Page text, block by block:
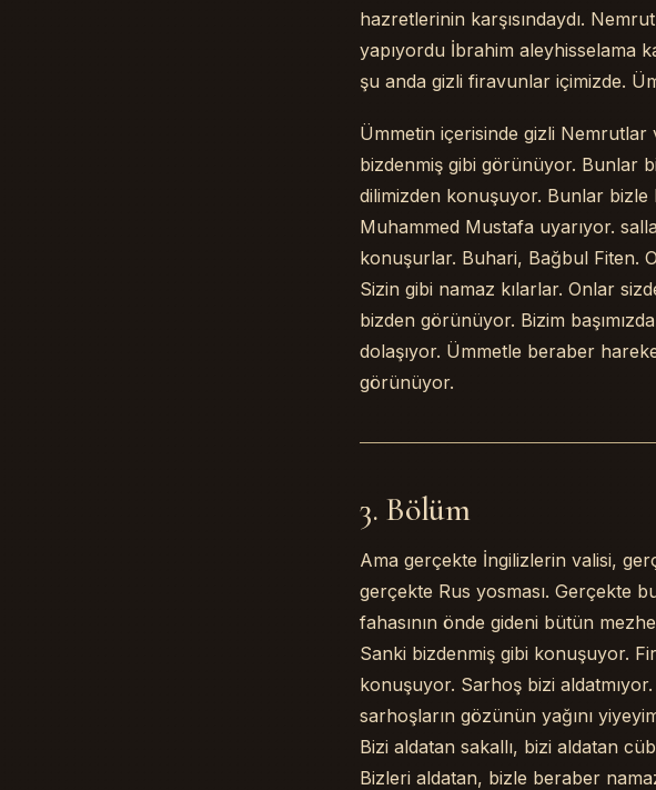
hazretlerinin karşısındaydı.
yapıyordu İbrahim aleyhisselama
şu anda gizli firavunlar içimizde.
Ümmetin içerisinde gizli
bizdenmiş gibi görünüyor. Bunlar
dilimizden konuşuyor. Bunlar bizle
Muhammed Mustafa uyarıyor.
konuşurlar. Buhari, Bağbul Fiten.
Sizin gibi namaz kılarlar. Onlar
bizden görünüyor. Bizim
dolaşıyor. Ümmetle beraber
görünüyor.
3. Bölüm
Ama gerçekte İngilizlerin valisi,
gerçekte Rus yosması. Gerçekte
fahasının önde gideni bütün
Sanki bizdenmiş gibi konuşuyor.
konuşuyor. Sarhoş bizi
sarhoşların gözünün yağını
Bizi aldatan sakallı, bizi aldatan
Bizleri aldatan, bizle beraber